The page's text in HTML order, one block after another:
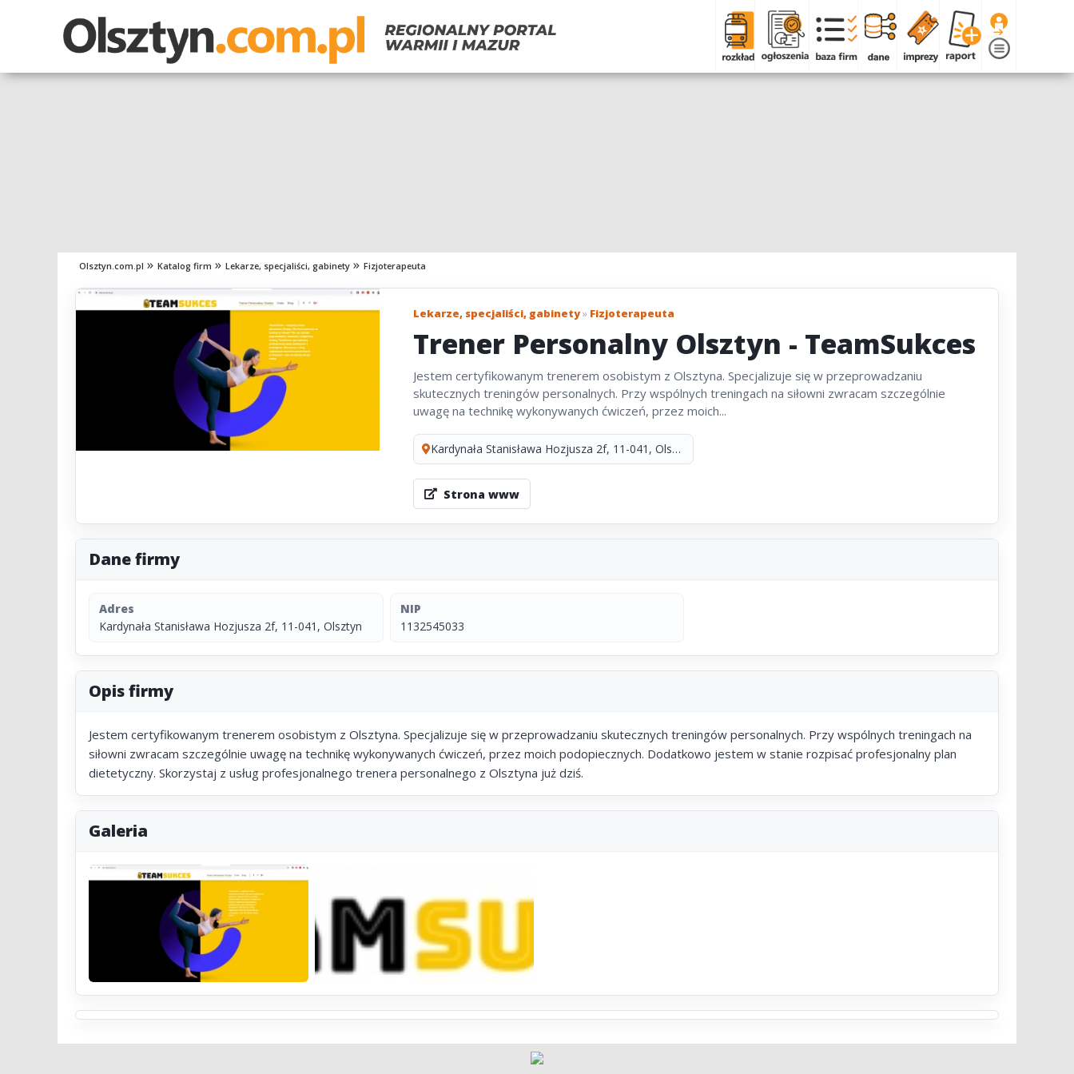
Olsztyn.com.pl Katalog firm Lekarze, specjaliści, gabinety Fizjoterapeuta
Lekarze, specjaliści, gabinety» Fizjoterapeuta
Trener Personalny Olsztyn - TeamSukces
Jestem certyfikowanym trenerem osobistym z Olsztyna. Specjalizuje się w przeprowadzaniu
skutecznych treningów personalnych. Przy wspólnych treningach na siłowni zwracam szczególnie
uwagę na technikę wykonywanych ćwiczeń, przez moich...
Kardynała Stanisława Hozjusza 2f, 11-041, Olsztyn
Strona www
Dane firmy
Adres
Kardynała Stanisława Hozjusza 2f, 11-041, Olsztyn
NIP
1132545033
Opis firmy
Jestem certyfikowanym trenerem osobistym z Olsztyna. Specjalizuje się w przeprowadzaniu skutecznych treningów personalnych. Przy wspólnych treningach na
siłowni zwracam szczególnie uwagę na technikę wykonywanych ćwiczeń, przez moich podopiecznych. Dodatkowo jestem w stanie rozpisać profesjonalny plan
dietetyczny. Skorzystaj z usług profesjonalnego trenera personalnego z Olsztyna już dziś.
Galeria